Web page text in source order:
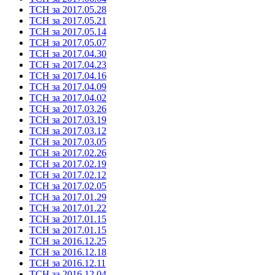
ТСН за 2017.05.28
ТСН за 2017.05.21
ТСН за 2017.05.14
ТСН за 2017.05.07
ТСН за 2017.04.30
ТСН за 2017.04.23
ТСН за 2017.04.16
ТСН за 2017.04.09
ТСН за 2017.04.02
ТСН за 2017.03.26
ТСН за 2017.03.19
ТСН за 2017.03.12
ТСН за 2017.03.05
ТСН за 2017.02.26
ТСН за 2017.02.19
ТСН за 2017.02.12
ТСН за 2017.02.05
ТСН за 2017.01.29
ТСН за 2017.01.22
ТСН за 2017.01.15
ТСН за 2017.01.15
ТСН за 2016.12.25
ТСН за 2016.12.18
ТСН за 2016.12.11